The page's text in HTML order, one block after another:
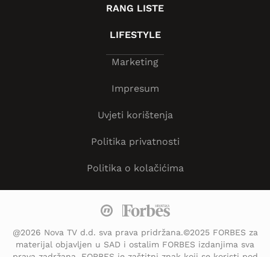
RANG LISTE
LIFESTYLE
Marketing
Impresum
Uvjeti korištenja
Politika privatnosti
Politika o kolačićima
@2026 Nova TV d.d. sva prava pridržana.©2025 FORBES za
materijal objavljen u SAD i ostalim FORBES izdanjima sva